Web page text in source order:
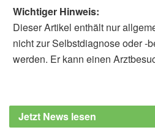
Wichtiger Hinweis:
Dieser Artikel enthält nur
nicht zur Selbstdiagnose oder -
werden. Er kann einen
Jetzt News lesen